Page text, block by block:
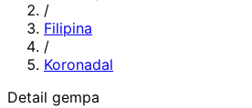
/
Filipina
/
Koronadal
Detail gempa